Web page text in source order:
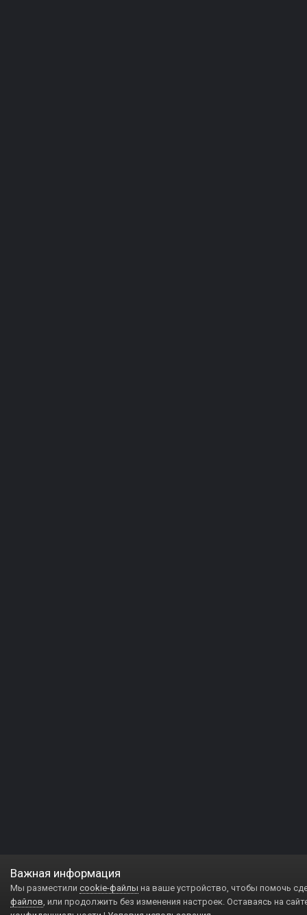
Важная информация
Мы разместили cookie-файлы на ваше устройство, чтобы помочь
файлов, или продолжить без изменения настроек. Оставаясь на